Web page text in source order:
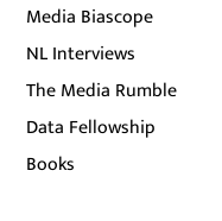
Media Biascope
NL Interviews
The Media Rumble
Data Fellowship
Books